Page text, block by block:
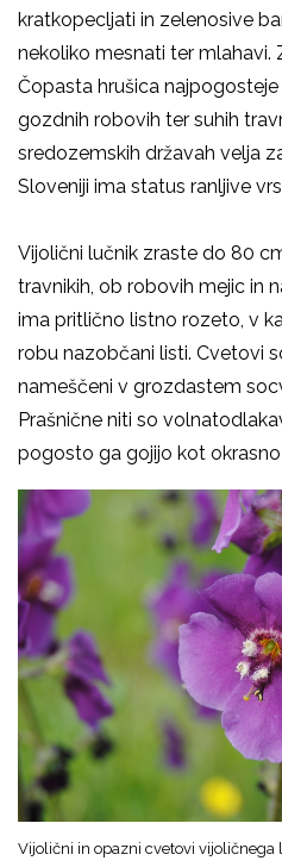
kratkopecljati in zelenosive
nekoliko mesnati ter mlahavi.
Čopasta hrušica
gozdnih robovih ter suhih
sredozemskih državah velja
Sloveniji ima status ranljive
Vijolični lučnik zraste do 80
travnikih, ob robovih mejic in
ima pritlično listno rozeto, v
robu nazobčani listi. Cvetovi
nameščeni v grozdastem
Prašnične niti so
pogosto ga gojijo kot
Vijolični in opazni cvetovi vijoličnega